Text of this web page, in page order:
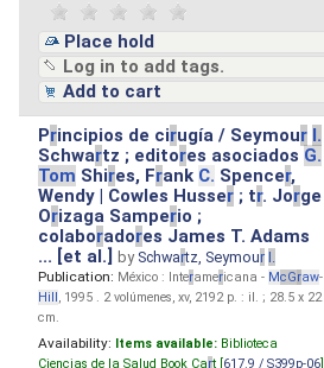
Place hold
Log in to add tags.
Add to cart
Principios de cirugía / Seymour I.
Schwartz ; editores asociados G.
Tom Shires, Frank C. Spencer,
Wendy | Cowles Husser ; tr. Jorge
Orizaga Samperio ;
colaboradores James T. Adams
... [et al.]by Schwartz, Seymour I.
Publication: México : Interamericana - McGraw-
Hill, 1995 . 2 volúmenes, xv, 2192 p. : il. ; 28.5 x 22
cm.
Availability: Items available: Biblioteca
Ciencias de la Salud Book Cart [ 617.9 / S399p-06